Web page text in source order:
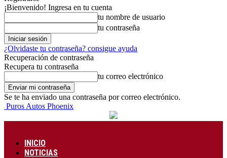
¡Bienvenido! Ingresa en tu cuenta
tu nombre de usuario
tu contraseña
¿Olvidaste tu contraseña? consigue ayuda
Recuperación de contraseña
Recupera tu contraseña
tu correo electrónico
Se te ha enviado una contraseña por correo electrónico.
Puros Autos Phoenix
INICIO
NOTICIAS